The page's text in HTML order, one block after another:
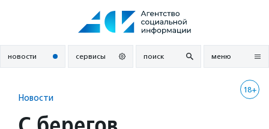
новости сервисы поиск меню
18+
Новости